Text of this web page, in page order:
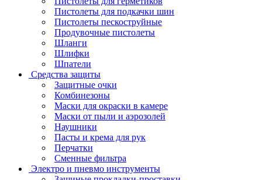
Пистолеты для подкачки шин
Пистолеты пескоструйные
Продувочные пистолеты
Шланги
Шлифки
Шпатели
Средства защиты
Защитные очки
Комбинезоны
Маски для окраски в камере
Маски от пыли и аэрозолей
Наушники
Пасты и крема для рук
Перчатки
Сменные фильтра
Электро и пневмо инструменты